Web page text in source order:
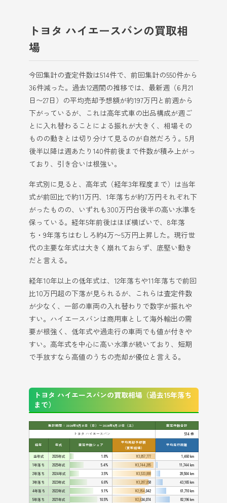
トヨタ ハイエースバンの買取相
場
今回集計の査定件数は514件で、前回集計の550件から
36件減った。過去12週間の推移では、最新週（6月21
日〜27日）の平均売却予想額が約197万円と前週から
下がっているが、これは高年式車の出品構成が週ご
とに入れ替わることによる振れが大きく、相場その
ものの動きとは切り分けて見るのが自然だろう。5月
後半以降は週あたり140件前後まで件数が積み上がっ
ており、引き合いは根強い。
年式別に見ると、高年式（経年3年程度まで）は当年
式が前回比で約11万円、1年落ちが約7万円それぞれ下
がったものの、いずれも300万円台後半の高い水準を
保っている。経年5年前後はほぼ横ばいで、8年落
ち・9年落ちはむしろ約4万〜5万円上昇した。現行世
代の主要な年式は大きく崩れておらず、底堅い動き
だと言える。
経年10年以上の低年式は、12年落ちや11年落ちで前回
比10万円超の下落が見られるが、これらは査定件数
が少なく、一部の車両の入れ替わりで数字が振れや
すい。ハイエースバンは商用車として海外輸出の需
要が根強く、低年式や過走行の車両でも値が付きや
すい。高年式を中心に高い水準が続いており、短期
で手放すなら高値のうちの売却が優位と言える。
トヨタ ハイエースバンの買取相場（過去15年落ち
まで）
集計期間：2026年5月31日（日）〜2026年6月27日（土）
査定件数合計
トヨタ ハイエースバン
514 件
経年 年式 査定件数シェア
平均売却予想額
（買取相場）
平均走行距離
当年式 2026年式 1.8% ¥3,857,777
1,460 km
1年落ち
2025年式 5.4% ¥3,744,285
11,744 km
2年落ち
2024年式 3.5% ¥3,533,888
28,504 km
3年落ち
2023年式 6.6% ¥3,287,058
43,165 km
4年落ち
2022年式 9.1% ¥2,954,042
61,710 km
5年落ち
2021年式 10.5% ¥2,634,074
82,196 km